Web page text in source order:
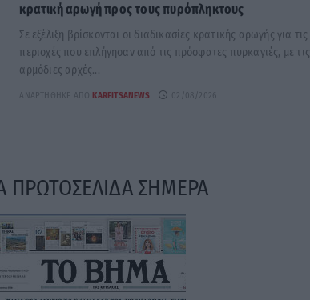
κρατική αρωγή προς τους πυρόπληκτους
Σε εξέλιξη βρίσκονται οι διαδικασίες κρατικής αρωγής για τις
περιοχές που επλήγησαν από τις πρόσφατες πυρκαγιές, με τις
αρμόδιες αρχές...
ΑΝΑΡΤΉΘΗΚΕ ΑΠΌ KARFITSANEWS 02/08/2026
ΠΡΩΤΟΣΕΛΙΔΑ ΣΗΜΕΡΑ